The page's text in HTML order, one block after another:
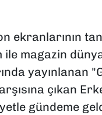
ekranlarının
ile magazin
yayınlanan
çıkan
gündeme